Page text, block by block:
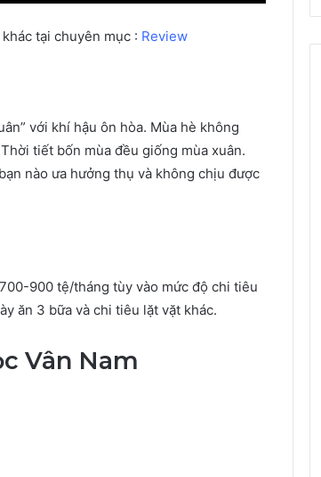
tại chuyên mục : Review
với khí hậu ôn hòa. Mùa hè không
tiết bốn mùa đều giống mùa xuân.
nào ưa hưởng thụ và không chịu được
900 tệ/tháng tùy vào mức độ chi tiêu
ăn 3 bữa và chi tiêu lặt vặt khác.
Vân Nam